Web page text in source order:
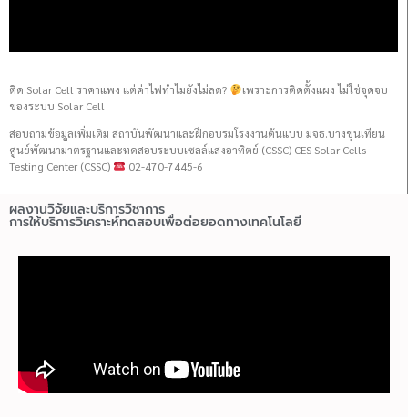
ติด Solar Cell ราคาแพง แต่ค่าไฟทำไมยังไม่ลด?
เพราะการติดตั้งแผง ไม่ใช่จุดจบ
ของระบบ Solar Cell
สอบถามข้อมูลเพิ่มเติม สถาบันพัฒนาและฝึกอบรมโรงงานต้นแบบ มจธ.บางขุนเทียน
ศูนย์พัฒนามาตรฐานและทดสอบระบบเซลล์แสงอาทิตย์ (CSSC) CES Solar Cells
Testing Center (CSSC)
02-470-7445-6
ผลงานวิจัยและบริการวิชาการ
การให้บริการวิเคราะห์ทดสอบเพื่อต่อยอดทางเทคโนโลยี